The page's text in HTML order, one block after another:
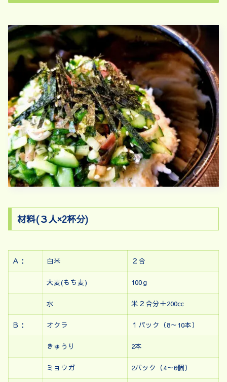
材料(３人×2杯分)
Ａ： 白米 ２合
大麦(もち麦) 100ｇ
水 米２合分＋200㏄
Ｂ： オクラ １パック（8～10本）
きゅうり 2本
ミョウガ 2パック（4～6個）